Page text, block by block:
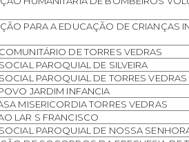
PARA A EDUCAÇÃO DE CRIANÇAS
DE TORRES VEDRAS
PAROQUIAL DE SILVEIRA
PAROQUIAL DE TORRES VEDRAS
JARDIM INFANCIA
MISERICORDIA TORRES VEDRAS
LAR S FRANCISCO
PAROQUIAL DE NOSSA